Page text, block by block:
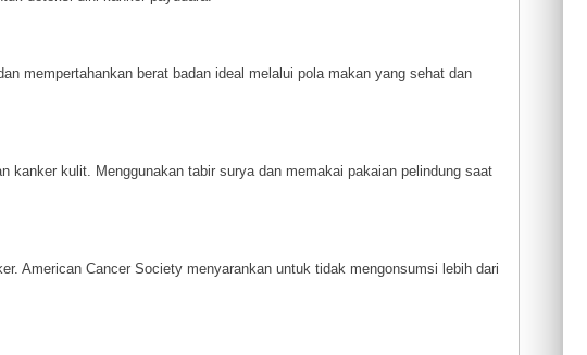
mempertahankan berat badan ideal melalui pola makan yang sehat dan
kanker kulit. Menggunakan tabir surya dan memakai pakaian pelindung saat
American Cancer Society menyarankan untuk tidak mengonsumsi lebih dari